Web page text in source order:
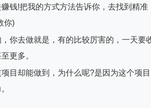
钱!把我的方式方法告诉你，去找到精准
你)
你去做就是，有的比较厉害的，一天要
更多。
目却能做到，为什么呢?是因为这个项目